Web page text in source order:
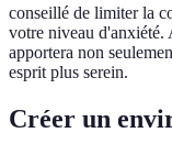
conseillé de limiter la
votre niveau
apportera non
esprit plus serein.
Créer un